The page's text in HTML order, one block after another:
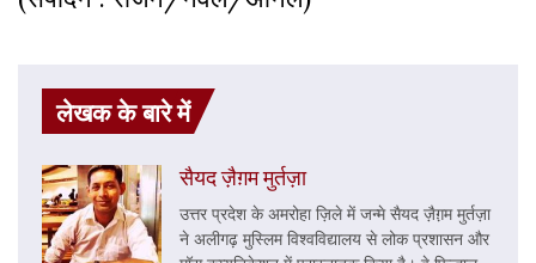
लेखक के बारे में
सैयद ज़ैग़म मुर्तज़ा
उत्तर प्रदेश के अमरोहा ज़िले में जन्मे सैयद ज़ैग़़म मुर्तज़ा
ने अलीगढ़ मुस्लिम विश्वविद्यालय से लोक प्रशासन और